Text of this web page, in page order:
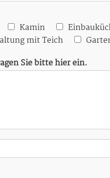
Kamin
mit Teich
Sie bitte hier ein.